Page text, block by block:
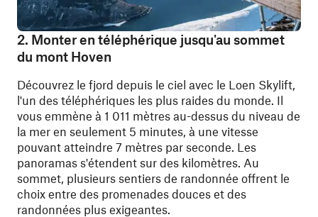
2. Monter en téléphérique jusqu'au sommet
du mont Hoven
Découvrez le fjord depuis le ciel avec le Loen Skylift,
l'un des téléphériques les plus raides du monde. Il
vous emmène à 1 011 mètres au-dessus du niveau de
la mer en seulement 5 minutes, à une vitesse
pouvant atteindre 7 mètres par seconde. Les
panoramas s'étendent sur des kilomètres. Au
sommet, plusieurs sentiers de randonnée offrent le
choix entre des promenades douces et des
randonnées plus exigeantes.